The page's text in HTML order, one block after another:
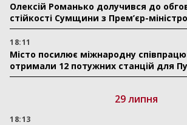
Олексій Романько долучився до
стійкості Сумщини з Прем’єр-
18:11
Місто посилює міжнародну
отримали 12 потужних станцій для
29 липня
18:13